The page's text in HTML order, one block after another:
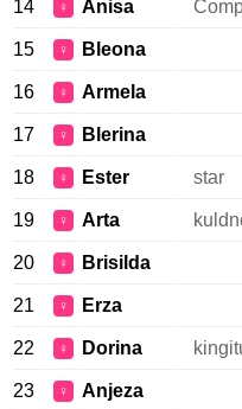
14 ♀ Anisa
15 ♀ Bleona
16 ♀ Armela
17 ♀ Blerina
18 ♀ Ester star
19 ♀ Arta
20 ♀ Brisilda
21 ♀ Erza
22 ♀ Dorina
23 ♀ Anjeza